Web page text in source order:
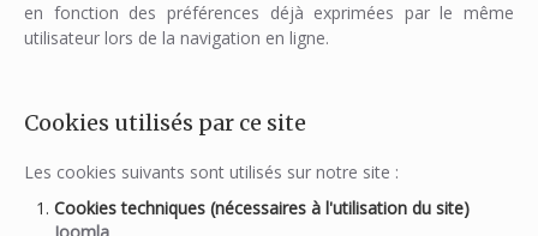
en fonction des préférences déjà exprimées par le même
utilisateur lors de la navigation en ligne.
Cookies utilisés par ce site
Les cookies suivants sont utilisés sur notre site :
Cookies techniques (nécessaires à l'utilisation du site)